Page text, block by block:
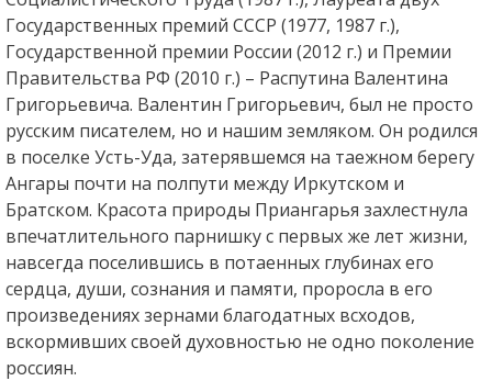
Государственных премий СССР (1977, 1987 г.),
Государственной премии России (2012 г.) и Премии
Правительства РФ (2010 г.) – Распутина Валентина
Григорьевича. Валентин Григорьевич, был не просто
русским писателем, но и нашим земляком. Он родился
в поселке Усть-Уда, затерявшемся на таежном берегу
Ангары почти на полпути между Иркутском и
Братском. Красота природы Приангарья захлестнула
впечатлительного парнишку с первых же лет жизни,
навсегда поселившись в потаенных глубинах его
сердца, души, сознания и памяти, проросла в его
произведениях зернами благодатных всходов,
вскормивших своей духовностью не одно поколение
россиян.